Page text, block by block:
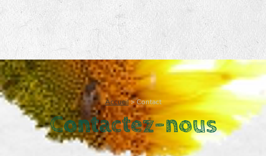
Accueil>Contact
Contactez-nous